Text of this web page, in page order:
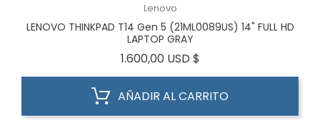
Lenovo
LENOVO THINKPAD T14 Gen 5 (21ML0089US) 14" FULL HD
LAPTOP GRAY
1.600,00 USD $
AÑADIR AL CARRITO